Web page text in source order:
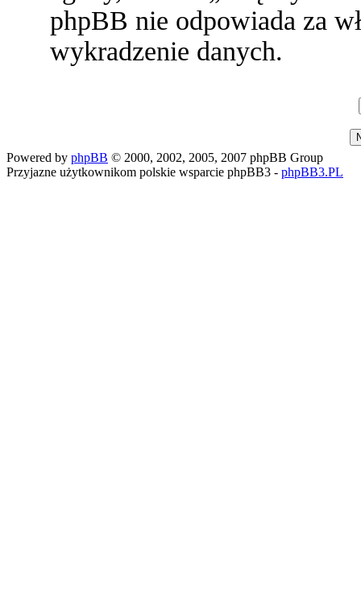
phpBB nie odpowiada za
wykradzenie danych.
Powered by phpBB © 2000, 2002, 2005, 2007 phpBB Group
Przyjazne użytkownikom polskie wsparcie phpBB3 - phpBB3.PL